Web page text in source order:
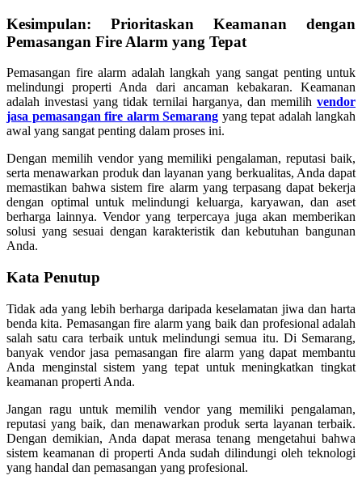
Kesimpulan: Prioritaskan Keamanan dengan
Pemasangan Fire Alarm yang Tepat
Pemasangan fire alarm adalah langkah yang sangat penting untuk
melindungi properti Anda dari ancaman kebakaran. Keamanan
adalah investasi yang tidak ternilai harganya, dan memilih vendor
jasa pemasangan fire alarm Semarang yang tepat adalah langkah
awal yang sangat penting dalam proses ini.
Dengan memilih vendor yang memiliki pengalaman, reputasi baik,
serta menawarkan produk dan layanan yang berkualitas, Anda dapat
memastikan bahwa sistem fire alarm yang terpasang dapat bekerja
dengan optimal untuk melindungi keluarga, karyawan, dan aset
berharga lainnya. Vendor yang terpercaya juga akan memberikan
solusi yang sesuai dengan karakteristik dan kebutuhan bangunan
Anda.
Kata Penutup
Tidak ada yang lebih berharga daripada keselamatan jiwa dan harta
benda kita. Pemasangan fire alarm yang baik dan profesional adalah
salah satu cara terbaik untuk melindungi semua itu. Di Semarang,
banyak vendor jasa pemasangan fire alarm yang dapat membantu
Anda menginstal sistem yang tepat untuk meningkatkan tingkat
keamanan properti Anda.
Jangan ragu untuk memilih vendor yang memiliki pengalaman,
reputasi yang baik, dan menawarkan produk serta layanan terbaik.
Dengan demikian, Anda dapat merasa tenang mengetahui bahwa
sistem keamanan di properti Anda sudah dilindungi oleh teknologi
yang handal dan pemasangan yang profesional.